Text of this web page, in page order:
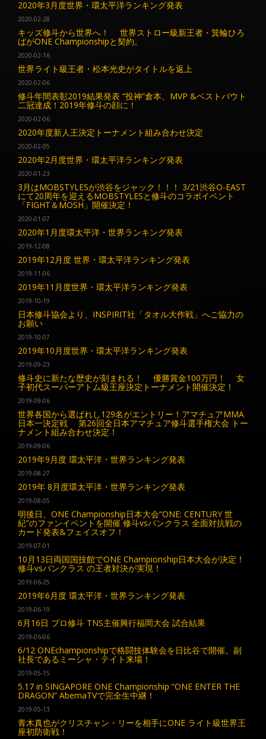
2020年3月度世界・環太平洋ランキング発表
2020-02-28
キッズ修斗から世界へ！ 世界ストロー級新王者・箕輪ひろ
ばがONE Championshipと契約。
2020-02-16
世界ライト級王者・松本光史がタイトルを返上
2020-02-06
修斗年間表彰2019結果発表 “投神”倉本、MVP &ベストバウト
二冠達成！2019年修斗の顔に！
2020-02-06
2020年度新人王決定トーナメント組み合わせ決定
2020-02-05
2020年2月度世界・環太平洋ランキング発表
2020-01-23
3月はMOBSTYLESが渋谷をジャック！！！ 3/21渋谷O-EAST
にて20周年を迎えるMOBSTYLESと修斗のコラボイベント
「FIGHT＆MOSH」開催決定！
2020-01-07
2020年1月度環太平洋・世界ランキング発表
2019-12-08
2019年12月度 世界・環太平洋ランキング発表
2019-11-06
2019年11月度世界・環太平洋ランキング発表
2019-10-19
日本修斗協会より、INSPIRIT社「タオル大作戦」へご協力の
お願い
2019-10-07
2019年10月度世界・環太平洋ランキング発表
2019-09-23
修斗史に新たな歴史が刻まれる！ 優勝賞金100万円！ 女
子初代スーパーアトム級王座決定トーナメント開催決定！
2019-09-06
世界各国から選ばれし129名がエントリー！アマチュアMMA
日本一決定戦 第26回全日本アマチュア修斗選手権大会 トー
ナメント組み合わせ決定！
2019-09-06
2019年9月度 環太平洋・世界ランキング発表
2019-08-27
2019年 8月度環太平洋・世界ランキング発表
2019-08-05
明後日、ONE Championship日本大会“ONE: CENTURY 世
紀”のファンイベントを開催 修斗vsパンクラス 全面対抗戦の
カード発表&フェイスオフ！
2019-07-01
10月13日両国国技館でONE Championship日本大会が決定！
修斗vsパンクラス の王者対決が実現！
2019-06-25
2019年6月度 環太平洋・世界ランキング発表
2019-06-19
6月16日 プロ修斗 TNS主催興行福岡大会 試合結果
2019-06-06
6/12 ONEchampionshipで格闘技体験会を日比谷で開催。副
社長であるミーシャ・テイト来場！
2019-05-15
5.17 in SINGAPORE ONE Championship “ONE ENTER THE
DRAGON” AbemaTVで完全生中継！
2019-05-13
青木真也がクリスチャン・リーを相手にONE ライト級世界王
座初防衛戦！